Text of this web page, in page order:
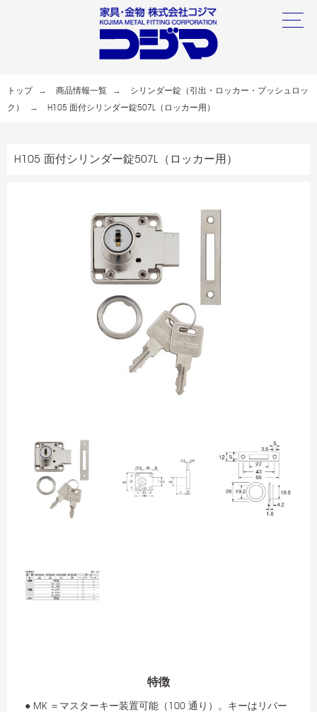
トップ 商品情報一覧
シリンダー錠（引出・ロッカー・プッシュロッ
ク）
H105 面付シリンダー錠507L（ロッカー用）
H105 面付シリンダー錠507L（ロッカー用）
特徴
● MK ＝マスターキー装置可能（100 通り）。キーはリバー